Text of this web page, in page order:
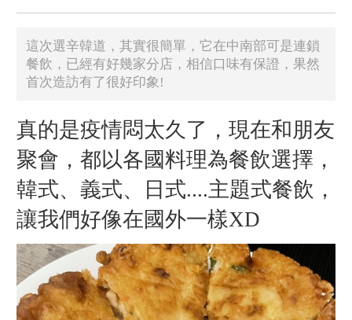
這次選辛韓道，其實很簡單，它在中南部可是連鎖
餐飲，已經有好幾家分店，相信口味有保證，果然
首次造訪有了很好印象!
真的是疫情悶太久了，現在和朋友
聚會，都以各國料理為餐飲選擇，
韓式、義式、日式....主題式餐飲，
讓我們好像在國外一樣XD